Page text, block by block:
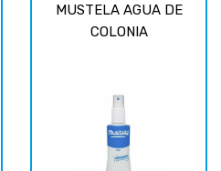
MUSTELA AGUA DE
COLONIA